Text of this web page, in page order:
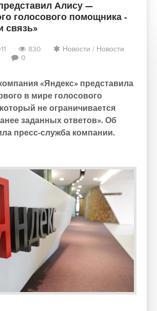
Алису —
голосового помощника -
связь»
830 Новости / Новости
0
«Яндекс» представила
в мире голосового
не ограничивается
заданных ответов». Об
пресс-служба компании.